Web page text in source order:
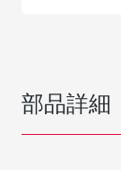
部品詳細